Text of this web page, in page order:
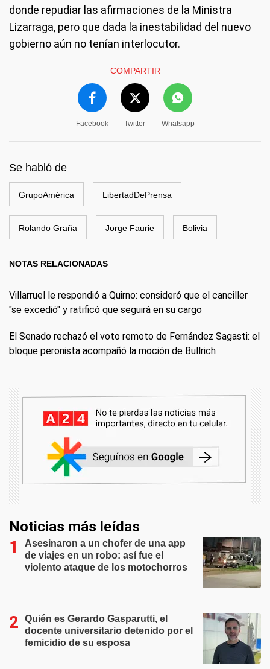
donde repudiar las afirmaciones de la Ministra
Lizarraga, pero que dada la inestabilidad del nuevo
gobierno aún no tenían interlocutor.
COMPARTIR
Facebook Twitter Whatsapp
Se habló de
GrupoAmérica LibertadDePrensa
Rolando Graña Jorge Faurie Bolivia
NOTAS RELACIONADAS
Villarruel le respondió a Quirno: consideró que el canciller
"se excedió" y ratificó que seguirá en su cargo
El Senado rechazó el voto remoto de Fernández Sagasti: el
bloque peronista acompañó la moción de Bullrich
Noticias más leídas
Asesinaron a un chofer de una app
de viajes en un robo: así fue el
violento ataque de los motochorros
Quién es Gerardo Gasparutti, el
docente universitario detenido por el
femicidio de su esposa